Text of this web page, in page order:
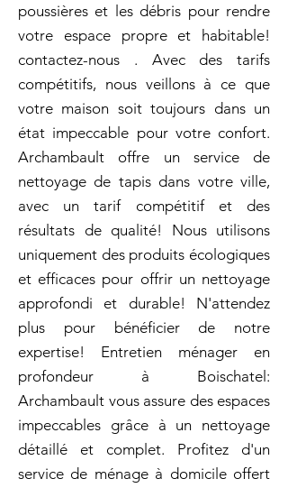
poussières et les débris pour rendre
votre espace propre et habitable!
contactez-nous . Avec des tarifs
compétitifs, nous veillons à ce que
votre maison soit toujours dans un
état impeccable pour votre confort.
Archambault offre un service de
nettoyage de tapis dans votre ville,
avec un tarif compétitif et des
résultats de qualité! Nous utilisons
uniquement des produits écologiques
et efficaces pour offrir un nettoyage
approfondi et durable! N'attendez
plus pour bénéficier de notre
expertise! Entretien ménager en
profondeur à Boischatel:
Archambault vous assure des espaces
impeccables grâce à un nettoyage
détaillé et complet. Profitez d'un
service de ménage à domicile offert